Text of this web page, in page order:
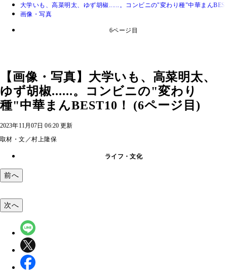
大学いも、高菜明太、ゆず胡椒......。コンビニの"変わり種"中華まん
画像・写真
6ページ目
【画像・写真】大学いも、高菜明太、
ゆず胡椒......。コンビニの"変わり
種"中華まんBEST10！ (6ページ目)
2023年11月07日 06:20 更新
取材・文／村上隆保
ライフ・文化
前へ
次へ